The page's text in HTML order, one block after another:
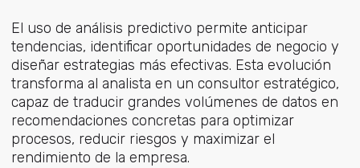
El uso de análisis predictivo permite anticipar
tendencias, identificar oportunidades de negocio y
diseñar estrategias más efectivas. Esta evolución
transforma al analista en un consultor estratégico,
capaz de traducir grandes volúmenes de datos en
recomendaciones concretas para optimizar
procesos, reducir riesgos y maximizar el
rendimiento de la empresa.